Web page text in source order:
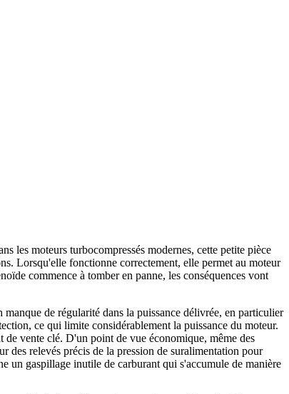
les moteurs turbocompressés modernes, cette petite pièce
Lorsqu'elle fonctionne correctement, elle permet au moteur
commence à tomber en panne, les conséquences vont
de régularité dans la puissance délivrée, en particulier
ce qui limite considérablement la puissance du moteur.
vente clé. D'un point de vue économique, même des
des relevés précis de la pression de suralimentation pour
un gaspillage inutile de carburant qui s'accumule de manière